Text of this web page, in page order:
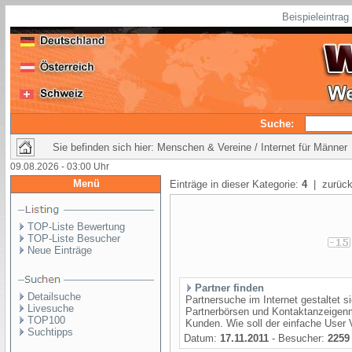
Suche:
Sie befinden sich hier: Menschen & Vereine / Internet für Männer
09.08.2026 - 03:00 Uhr
Menü
TOP-Liste Bewertung
TOP-Liste Besucher
Neue Einträge
Detailsuche
Livesuche
TOP100
Suchtipps
Einträge in dieser Kategorie: 4|
Partner finden
Partnersuche im Internet gestaltet
Partnerbörsen und
Kunden. Wie soll der einfache User
Datum: 17.11.2011 - Besucher: 2259